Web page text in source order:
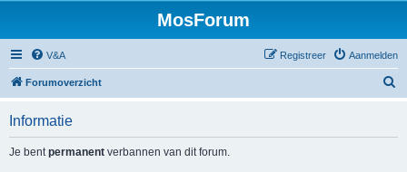
MosForum
V&A Aanmelden
Registreer
Forumoverzicht
Informatie
Je bentpermanent verbannen van dit forum.